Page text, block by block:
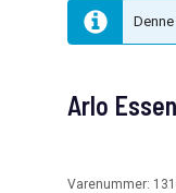
Arlo
Varenummer: